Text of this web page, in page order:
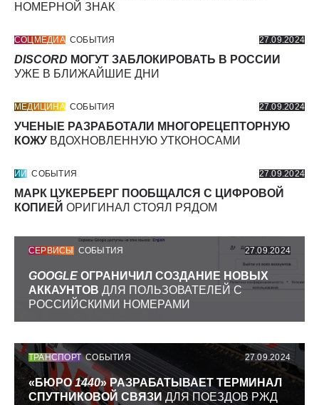
НОМЕРНОЙ ЗНАК
СОЦМЕДИА СОБЫТИЯ 27.09.2024
DISCORD МОГУТ ЗАБЛОКИРОВАТЬ В РОССИИ
УЖЕ В БЛИЖАЙШИЕ ДНИ
МЕДИЦИНА СОБЫТИЯ 27.09.2024
УЧЕНЫЕ РАЗРАБОТАЛИ МНОГОРЕЦЕПТОРНУЮ
КОЖУ ВДОХНОВЛЕННУЮ УТКОНОСАМИ
ИИ СОБЫТИЯ 27.09.2024
МАРК ЦУКЕРБЕРГ ПООБЩАЛСЯ С ЦИФРОВОЙ
КОПИЕЙ ОРИГИНАЛ СТОЯЛ РЯДОМ
СЕРВИСЫ СОБЫТИЯ 27.09.2024
GOOGLE ОГРАНИЧИЛ СОЗДАНИЕ НОВЫХ
АККАУНТОВ ДЛЯ ПОЛЬЗОВАТЕЛЕЙ С
РОССИЙСКИМИ НОМЕРАМИ
ТРАНСПОРТ СОБЫТИЯ 27.09.2024
«БЮРО1440» РАЗРАБАТЫВАЕТ ТЕРМИНАЛ
СПУТНИКОВОЙ СВЯЗИ ДЛЯ ПОЕЗДОВ РЖД